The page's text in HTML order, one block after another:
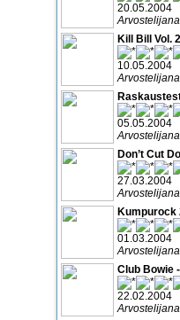
20.05.2004
Kill Bill Vol. 2
10.05.2004
05.05.2004
Don’t Cut
27.03.2004
Kumpurock
01.03.2004
Club Bowie
22.02.2004